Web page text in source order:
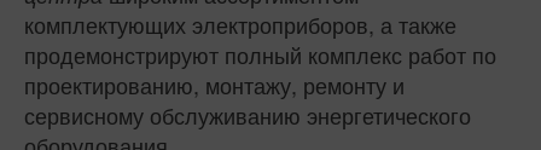
комплектующих электроприборов, а также
продемонстрируют полный комплекс работ по
проектированию, монтажу, ремонту и
сервисному обслу­живанию энергетического